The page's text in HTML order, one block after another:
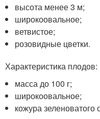
высота менее 3 м;
широкоовальное;
ветвистое;
розовидные цветки.
Характеристика плодов:
масса до 100 г;
широкоовальное;
кожура